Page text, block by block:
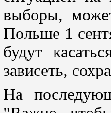
выборы,
Польше 1
будут
зависеть,
На